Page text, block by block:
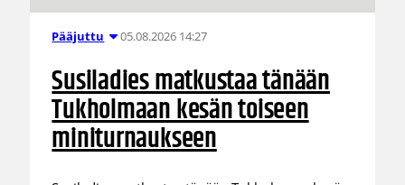
Pääjuttu 05.08.2026 14:27
Susiladies matkustaa tänään
Tukholmaan kesän toiseen
miniturnaukseen